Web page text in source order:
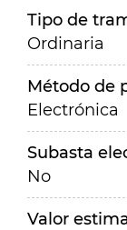
Tipo de
Ordinaria
Método de
Electrónica
Subasta
No
Valor